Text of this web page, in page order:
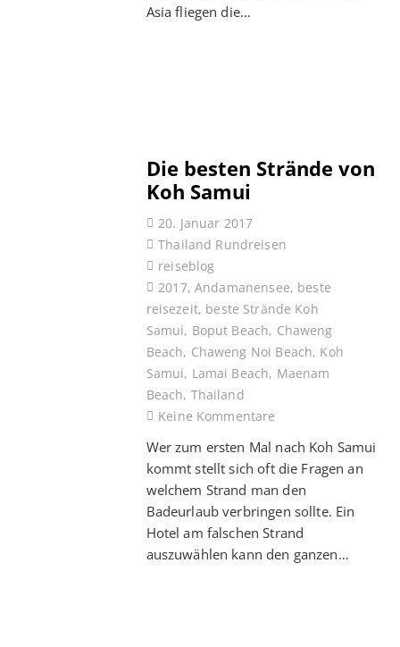
Asia fliegen die…
Die besten Strände von
Koh Samui
20. Januar 2017
Thailand Rundreisen
reiseblog
2017, Andamanensee, beste
reisezeit, beste Strände Koh
Samui, Boput Beach, Chaweng
Beach, Chaweng Noi Beach, Koh
Samui, Lamai Beach, Maenam
Beach, Thailand
Keine Kommentare
Wer zum ersten Mal nach Koh Samui
kommt stellt sich oft die Fragen an
welchem Strand man den
Badeurlaub verbringen sollte. Ein
Hotel am falschen Strand
auszuwählen kann den ganzen…